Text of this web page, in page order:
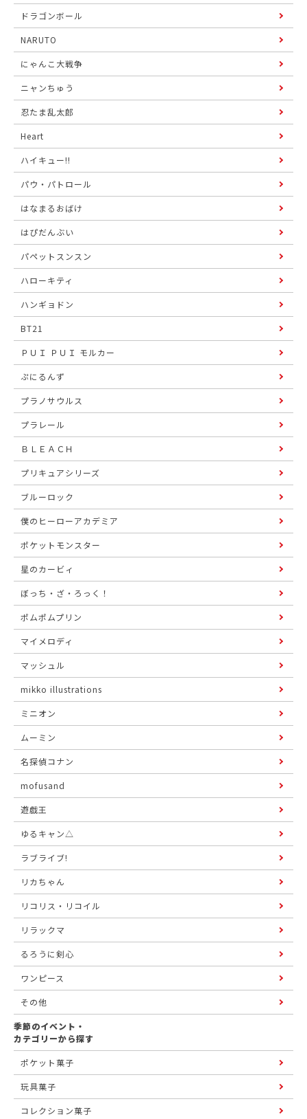
ドラゴンボール
NARUTO
にゃんこ大戦争
ニャンちゅう
忍たま乱太郎
Heart
ハイキュー!!
パウ・パトロール
はなまるおばけ
はぴだんぶい
パペットスンスン
ハローキティ
ハンギョドン
BT21
ＰＵＩ ＰＵＩ モルカー
ぷにるんず
プラノサウルス
プラレール
ＢＬＥＡＣＨ
プリキュアシリーズ
ブルーロック
僕のヒーローアカデミア
ポケットモンスター
星のカービィ
ぼっち・ざ・ろっく！
ポムポムプリン
マイメロディ
マッシュル
mikko illustrations
ミニオン
ムーミン
名探偵コナン
mofusand
遊戯王
ゆるキャン△
ラブライブ!
リカちゃん
リコリス・リコイル
リラックマ
るろうに剣心
ワンピース
その他
季節のイベント・
カテゴリーから探す
ポケット菓子
玩具菓子
コレクション菓子